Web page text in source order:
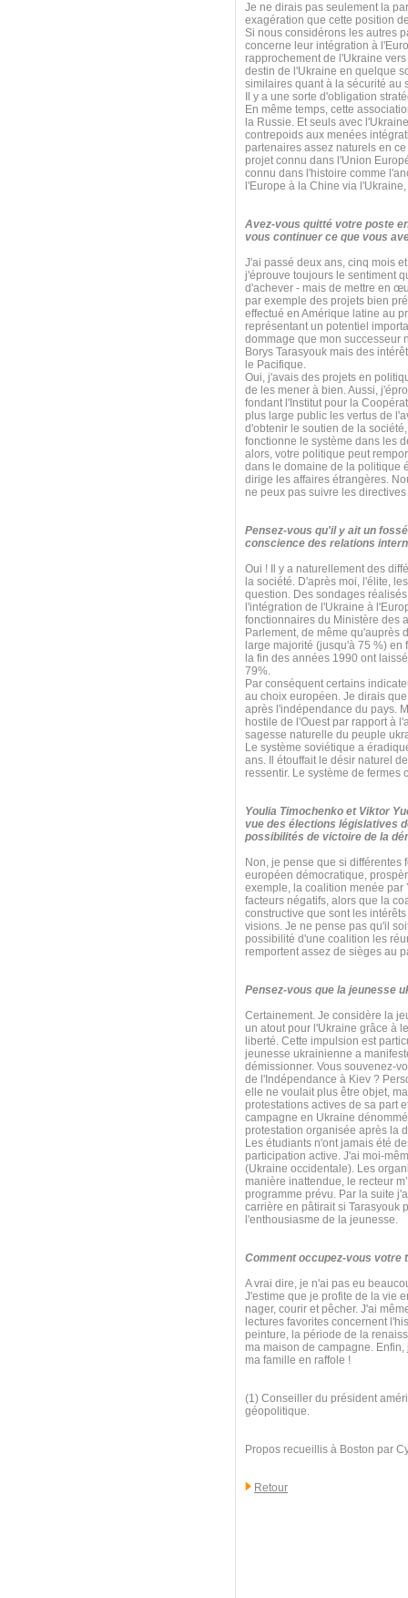
Je ne dirais pas seulement la
exagération que cette position
Si nous considérons les autres
concerne leur intégration à
rapprochement de l'Ukraine
destin de l'Ukraine en quelque
similaires quant à la sécurité au
Il y a une sorte d'obligation
En même temps, cette
la Russie. Et seuls avec
contrepoids aux menées
partenaires assez naturels en
projet connu dans l'Union
connu dans l'histoire comme
l'Europe à la Chine via
Avez-vous quitté votre poste
vous continuer ce que vous
J'ai passé deux ans, cinq mois
j'éprouve toujours le sentiment
d'achever - mais de mettre en
par exemple des projets bien
effectué en Amérique latine au
représentant un potentiel
dommage que mon successeur
Borys Tarasyouk mais des
le Pacifique.
Oui, j'avais des projets en
de les mener à bien. Aussi,
fondant l'Institut pour la
plus large public les vertus de
d'obtenir le soutien de la
fonctionne le système dans les
alors, votre politique peut
dans le domaine de la politique
dirige les affaires étrangères.
ne peux pas suivre les
Pensez-vous qu'il y ait un
conscience des relations
Oui ! Il y a naturellement des
la société. D'après moi, l'élite,
question. Des sondages
l'intégration de l'Ukraine à
fonctionnaires du Ministère des
Parlement, de même qu'auprès
large majorité (jusqu'à 75 %)
la fin des années 1990 ont
79%.
Par conséquent certains
au choix européen. Je dirais
après l'indépendance du pays.
hostile de l'Ouest par rapport à
sagesse naturelle du peuple
Le système soviétique a
ans. Il étouffait le désir naturel
ressentir. Le système de
Youlia Timochenko et Viktor
vue des élections législatives
possibilités de victoire de la
Non, je pense que si différentes
européen démocratique,
exemple, la coalition menée par
facteurs négatifs, alors que la
constructive que sont les
visions. Je ne pense pas qu'il
possibilité d'une coalition les
remportent assez de sièges au
Pensez-vous que la jeunesse
Certainement. Je considère la
un atout pour l'Ukraine grâce à
liberté. Cette impulsion est
jeunesse ukrainienne a
démissionner. Vous souvenez-
de l'Indépendance à Kiev ?
elle ne voulait plus être objet,
protestations actives de sa part
campagne en Ukraine
protestation organisée après la
Les étudiants n'ont jamais été
participation active. J'ai moi-
(Ukraine occidentale). Les
manière inattendue, le recteur
programme prévu. Par la suite
carrière en pâtirait si Tarasyouk
l'enthousiasme de la jeunesse.
Comment occupez-vous votre
A vrai dire, je n'ai pas eu
J'estime que je profite de la vie
nager, courir et pêcher. J'ai
lectures favorites concernent
peinture, la période de la
ma maison de campagne.
ma famille en raffole !
(1) Conseiller du président
géopolitique.
Propos recueillis à Boston par
Retour